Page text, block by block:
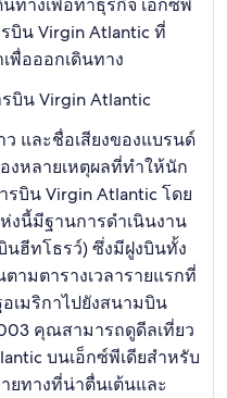
ทางเพื่อทำธุรกิจ เอ็กซ์พี
บิน Virgin Atlantic ที่
พื่อออกเดินทาง
บิน Virgin Atlantic
และชื่อเสียงของแบรนด์
งหลายเหตุผลที่ทำให้นัก
รบิน Virgin Atlantic โดย
งนี้มีฐานการดำเนินงาน
ฮีทโธรว์) ซึ่งมีฝูงบินทั้ง
ามตารางเวลารายแรกที่
เมริกาไปยังสนามบิน
คุณสามารถดูดีลเที่ยว
บนเอ็กซ์พีเดียสำหรับ
ยทางที่น่าตื่นเต้นและ